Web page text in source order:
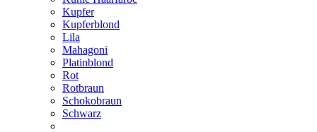
Kupfer
Kupferblond
Lila
Mahagoni
Platinblond
Rot
Rotbraun
Schokobraun
Schwarz